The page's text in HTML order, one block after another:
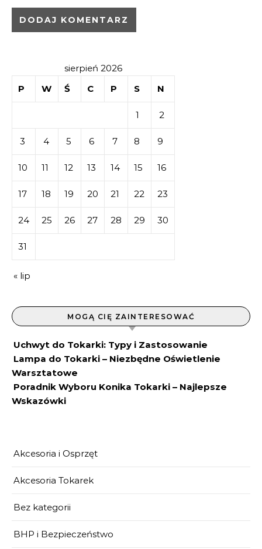
sierpień 2026
P
W Ś C P S N
1 2
3 4 5 6 7 8 9
10 11 12 13 14 15 16
17 18 19 20 21 22 23
24 25 26 27 28 29 30
31
« lip
MOGĄ CIĘ ZAINTERESOWAĆ
Uchwyt do Tokarki: Typy i Zastosowanie
Lampa do Tokarki – Niezbędne Oświetlenie
Warsztatowe
Poradnik Wyboru Konika Tokarki – Najlepsze
Wskazówki
Akcesoria i Osprzęt
Akcesoria Tokarek
Bez kategorii
BHP i Bezpieczeństwo